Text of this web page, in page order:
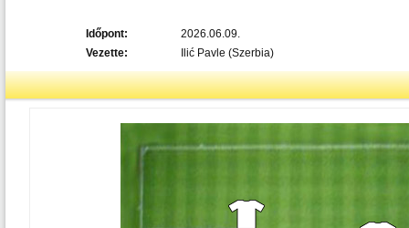
Időpont:
2026.06.09.
Vezette:
Ilić Pavle (Szerbia)